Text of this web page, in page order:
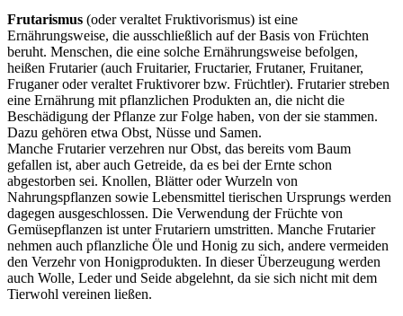
Frutarismus (oder veraltet Fruktivorismus) ist eine
Ernährungsweise, die ausschließlich auf der Basis von Früchten
beruht. Menschen, die eine solche Ernährungsweise befolgen,
heißen Frutarier (auch Fruitarier, Fructarier, Frutaner, Fruitaner,
Fruganer oder veraltet Fruktivorer bzw. Früchtler). Frutarier streben
eine Ernährung mit pflanzlichen Produkten an, die nicht die
Beschädigung der Pflanze zur Folge haben, von der sie stammen.
Dazu gehören etwa Obst, Nüsse und Samen.
Manche Frutarier verzehren nur Obst, das bereits vom Baum
gefallen ist, aber auch Getreide, da es bei der Ernte schon
abgestorben sei. Knollen, Blätter oder Wurzeln von
Nahrungspflanzen sowie Lebensmittel tierischen Ursprungs werden
dagegen ausgeschlossen. Die Verwendung der Früchte von
Gemüsepflanzen ist unter Frutariern umstritten. Manche Frutarier
nehmen auch pflanzliche Öle und Honig zu sich, andere vermeiden
den Verzehr von Honigprodukten. In dieser Überzeugung werden
auch Wolle, Leder und Seide abgelehnt, da sie sich nicht mit dem
Tierwohl vereinen ließen.